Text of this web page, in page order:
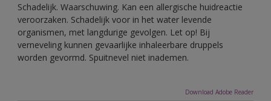
Schadelijk. Waarschuwing. Kan een allergische huidreactie
veroorzaken. Schadelijk voor in het water levende
organismen, met langdurige gevolgen. Let op! Bij
verneveling kunnen gevaarlijke inhaleerbare druppels
worden gevormd. Spuitnevel niet inademen.
Download Adobe Reader